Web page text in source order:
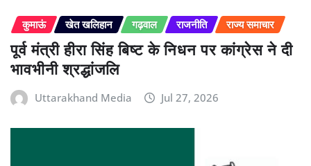
कुमाऊं खेत खलिहान गढ़वाल राजनीति राज्य समाचार
पूर्व मंत्री हीरा सिंह बिष्ट के निधन पर कांग्रेस ने दी
भावभीनी श्रद्धांजलि
Uttarakhand Media Jul 27, 2026